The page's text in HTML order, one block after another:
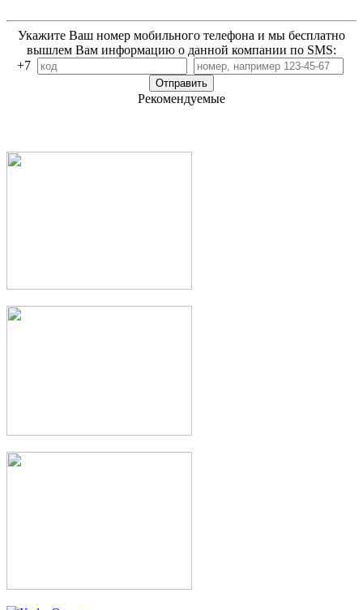
Укажите Ваш номер мобильного телефона и мы бесплатно
вышлем Вам информацию о данной компании по SMS:
+7
Рекомендуемые